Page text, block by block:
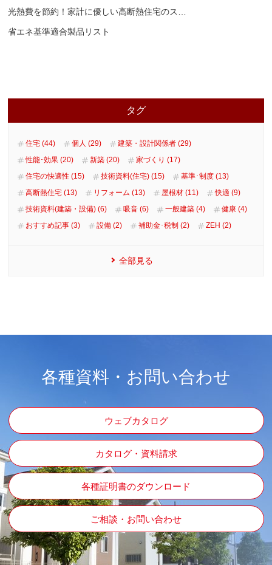
光熱費を節約！家計に優しい高断熱住宅のス
省エネ基準適合製品リスト
タグ
住宅 (44) 個人 (29)
建築・設計関係者 (29)
性能･効果 (20)
新築 (20)
家づくり (17)
住宅の快適性 (15)
技術資料(住宅) (15)
基準･制度 (13)
高断熱住宅 (13)
リフォーム (13) 屋根材 (11)
快適 (9)
技術資料(建築・設備) (6)
吸音 (6) 一般建築 (4)
健康 (4)
おすすめ記事 (3)
設備 (2) 補助金･税制 (2) ZEH (2)
全部見る
各種資料・お問い合わせ
ウェブカタログ
カタログ・資料請求
各種証明書のダウンロード
ご相談・お問い合わせ